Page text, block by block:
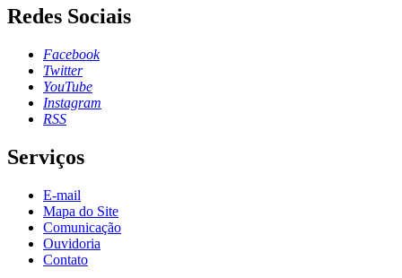
Redes Sociais
Facebook
Twitter
YouTube
Instagram
RSS
Serviços
E-mail
Mapa do Site
Comunicação
Ouvidoria
Contato